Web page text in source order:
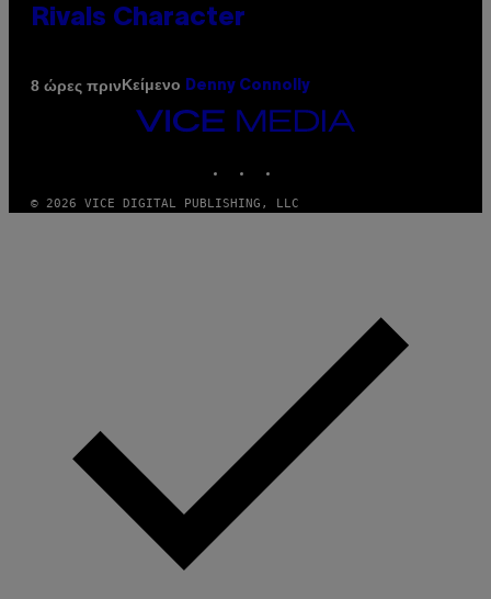
Rivals Character
8 ώρες πρινΚείμενο Denny Connolly
VICE
© 2026 VICE DIGITAL PUBLISHING, LLC